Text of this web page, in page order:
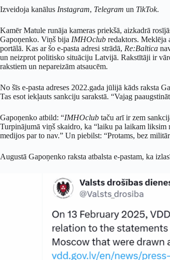
Izveidoja kanālus Instagram, Telegram un TikTok.
Kamēr Matule runāja kameras priekšā, aizkadrā
Gapoņenko. Viņš bija IMHOclub redaktors. Meklēja
portālā. Kas ar šo e-pasta adresi strādā, Re:Baltica
un neizprot politisko situāciju Latvijā. Rakstītāji ir
rakstiem un nepareizām atsaucēm.
No šīs e-pasta adreses 2022.gada jūlijā kāds raksta
Tas esot iekļauts sankciju sarakstā. “Vajag
Gapoņenko atbild: “IMHOclub taču arī ir zem
Turpinājumā viņš skaidro, ka “laiku pa laikam
medijos par to nav.” Un piebilst: “Protams, bez
Augustā Gapoņenko raksta atbalsta e-pastam, ka